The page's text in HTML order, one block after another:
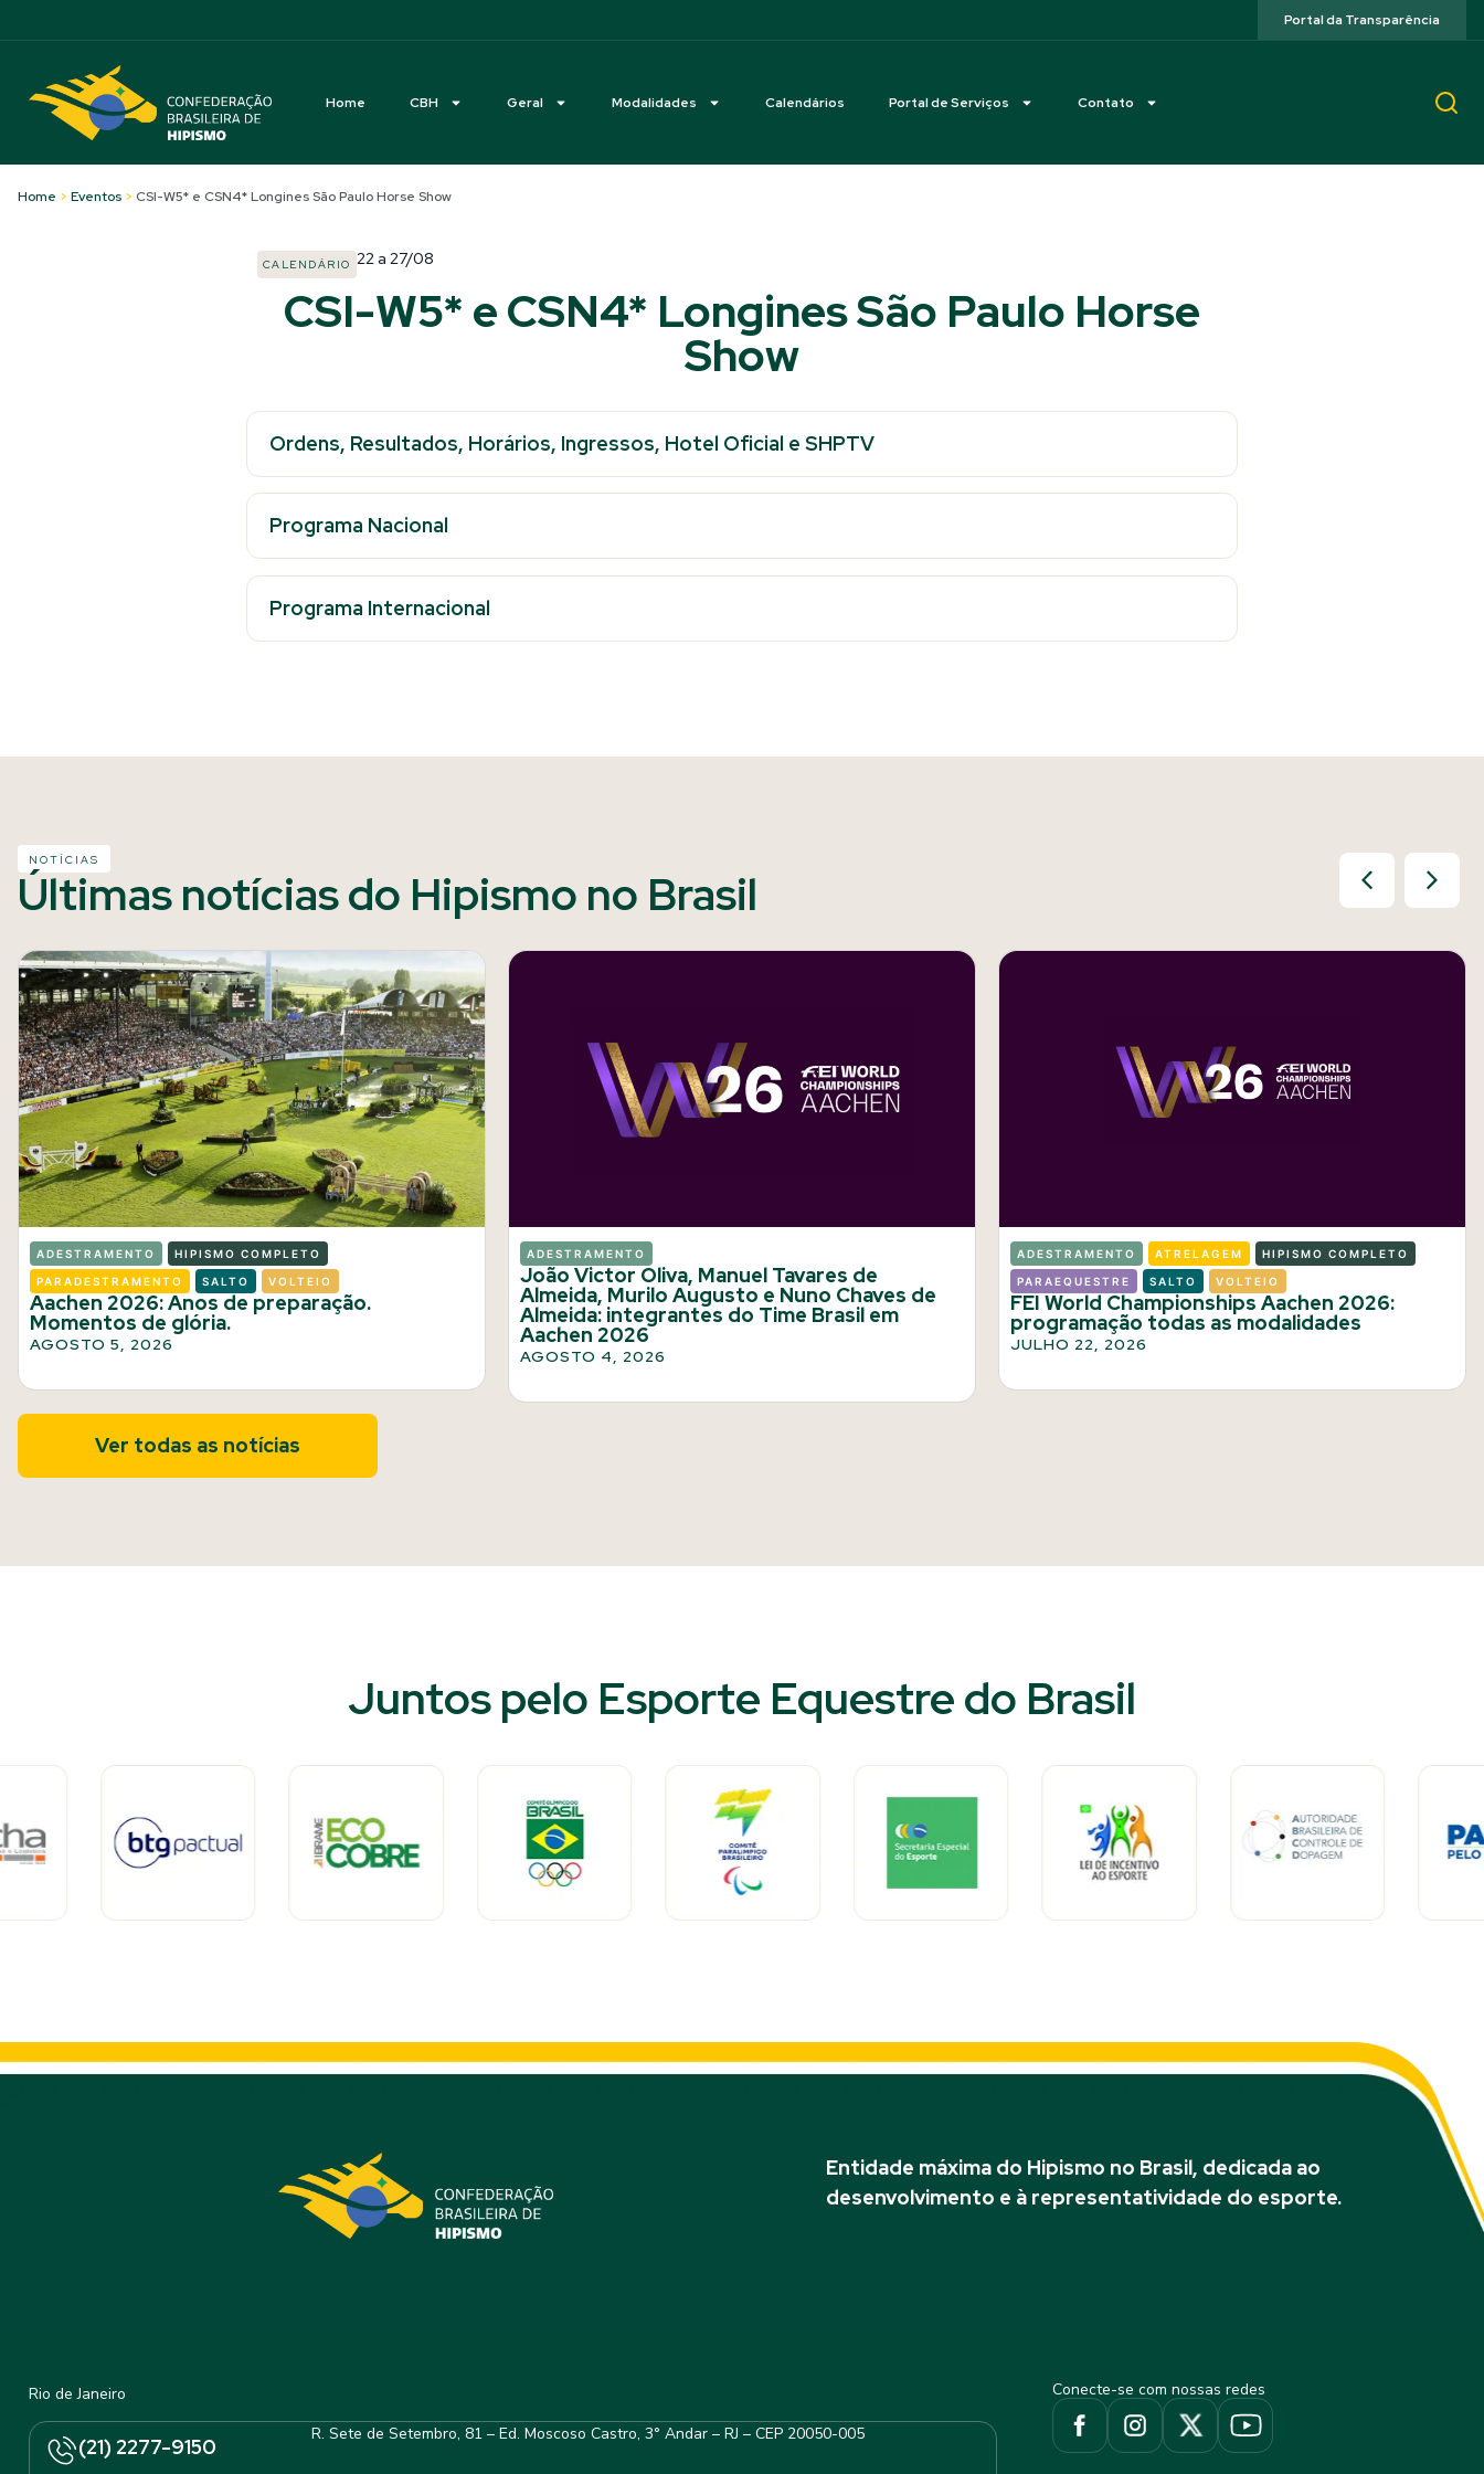
Portal da Transparência
Home CBH Geral Modalidades Calendários Portal de Serviços Contato
Home > Eventos > CSI-W5* e CSN4* Longines São Paulo Horse Show
CALENDÁRIO 22 a 27/08
CSI-W5* e CSN4* Longines São Paulo Horse
Show
Ordens, Resultados, Horários, Ingressos, Hotel Oficial e SHPTV
Programa Nacional
Programa Internacional
NOTÍCIAS
Últimas notícias do Hipismo no Brasil
ADESTRAMENTO HIPISMO COMPLETO
PARADESTRAMENTO SALTO VOLTEIO
Aachen 2026: Anos de preparação.
Momentos de glória.
AGOSTO 5, 2026
ADESTRAMENTO
João Victor Oliva, Manuel Tavares de
Almeida, Murilo Augusto e Nuno Chaves de
Almeida: integrantes do Time Brasil em
Aachen 2026
AGOSTO 4, 2026
ADESTRAMENTO ATRELAGEM HIPISMO COMPLETO
PARAEQUESTRE SALTO VOLTEIO
FEI World Championships Aachen 2026:
programação todas as modalidades
JULHO 22, 2026
Ver todas as notícias
Juntos pelo Esporte Equestre do Brasil​
Entidade máxima do Hipismo no Brasil, dedicada ao
desenvolvimento e à representatividade do esporte.
Rio de Janeiro
(21) 2277-9150
R. Sete de Setembro, 81 – Ed. Moscoso Castro, 3° Andar – RJ – CEP 20050-005
Conecte-se com nossas redes